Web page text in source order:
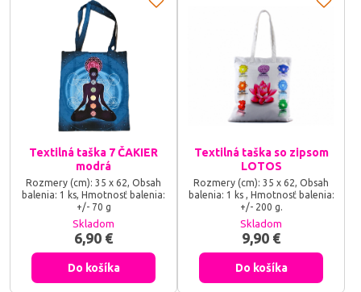
Textilná taška 7 ČAKIER
modrá
Rozmery (cm): 35 x 62, Obsah
balenia: 1 ks, Hmotnosť balenia:
+/- 70 g
Skladom
6,90 €
Do košíka
Textilná taška so zipsom
LOTOS
Rozmery (cm): 35 x 62, Obsah
balenia: 1 ks , Hmotnosť balenia:
+/- 200 g.
Skladom
9,90 €
Do košíka